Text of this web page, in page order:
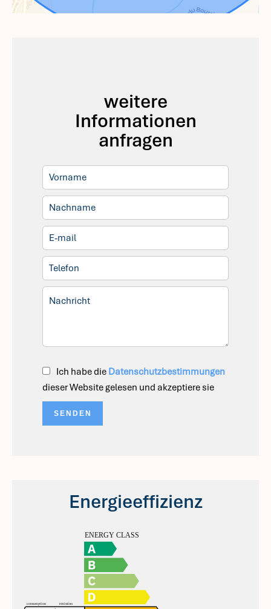
weitere
Informationen
anfragen
Ich habe die Datenschutzbestimmungen
dieser Website gelesen und akzeptiere sie
SENDEN
Energieeffizienz